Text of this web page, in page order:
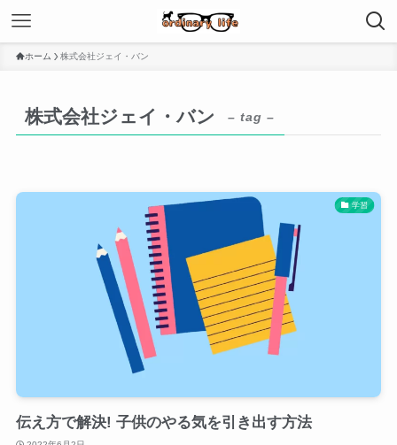
ホーム 株式会社ジェイ・バン
株式会社ジェイ・バン – tag –
学習
伝え方で解決! 子供のやる気を引き出す方法